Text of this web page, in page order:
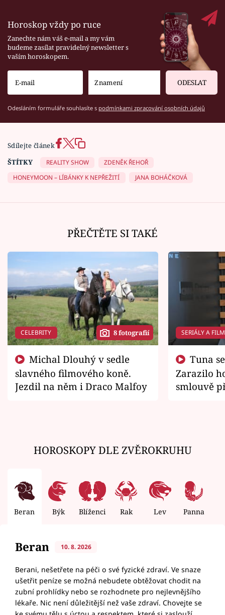
Horoskop vždy po ruce
Zanechte nám váš e-mail a my vám
budeme zasílat pravidelný newsletter s
vaším horoskopem.
ODESLAT
Odesláním formuláře souhlasíte s podmínkami zpracování osobních údajů
Sdílejte článek
ŠTÍTKY
REALITY SHOW
ZDENĚK ŘEHOŘ
HONEYMOON – LÍBÁNKY K NEPŘEŽITÍ
JANA BOHÁČKOVÁ
PŘEČTĚTE SI TAKÉ
CELEBRITY 8 fotografií
slavného filmového koně.
Jezdil na něm i Draco Malfoy
SERIÁLY A
Zarazilo
smlouvě
HOROSKOPY DLE ZVĚROKRUHU
Beran Býk Blíženci Rak Lev Panna
Beran 10. 8. 2026
Berani, nešetřete na péči o své fyzické zdraví. Ve snaze
ušetřit peníze se možná nebudete obtěžovat chodit na
zubní prohlídky nebo se rozhodnete pro nejlevnějšího
lékaře. Nic není důležitější než vaše zdraví. Chovejte se